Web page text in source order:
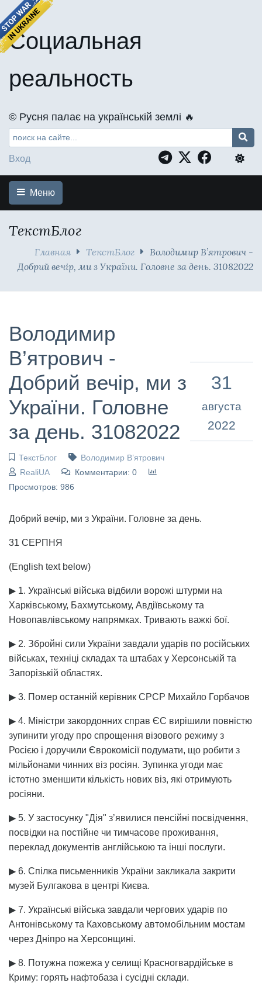
Социальная
реальность
©️ Русня палає на українській землі 🔥
Вход
Меню
ТекстБлог
Главная ТекстБлог
Володимир В’ятрович -
Добрий вечір, ми з України. Головне за день. 31082022
Володимир
В’ятрович -
Добрий вечір, ми з
України. Головне
за день. 31082022
ТекстБлог
Володимир В’ятрович
RealiUA
Комментарии: 0
Просмотров: 986
31
августа
2022
Добрий вечір, ми з України. Головне за день.
31 СЕРПНЯ
(English text below)
▶ 1. Українські війська відбили ворожі штурми на
Харківському, Бахмутському, Авдіївському та
Новопавлівському напрямках. Тривають важкі бої.
▶ 2. Збройні сили України завдали ударів по російських
військах, техніці складах та штабах у Херсонській та
Запорізькій областях.
▶ 3. Помер останній керівник СРСР Михайло Горбачов
▶ 4. Міністри закордонних справ ЄС вирішили повністю
зупинити угоду про спрощення візового режиму з
Росією і доручили Єврокомісії подумати, що робити з
мільйонами чинних віз росіян. Зупинка угоди має
істотно зменшити кількість нових віз, які отримують
росіяни.
▶ 5. У застосунку "Дія" зʼявилися пенсійні посвідчення,
посвідки на постійне чи тимчасове проживання,
переклад документів англійською та інші послуги.
▶ 6. Спілка письменників України закликала закрити
музей Булгакова в центрі Києва.
▶ 7. Українські війська завдали чергових ударів по
Антонівському та Каховському автомобільним мостам
через Дніпро на Херсонщині.
▶ 8. Потужна пожежа у селищі Красногвардійське в
Криму: горять нафтобаза і сусідні склади.